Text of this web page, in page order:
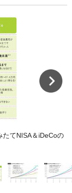
てNISA＆iDeCoの